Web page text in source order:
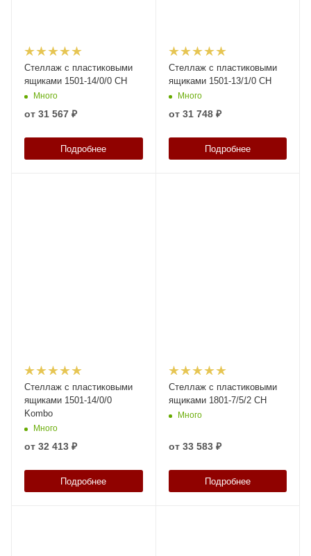
Стеллаж с пластиковыми
ящиками 1501-14/0/0 CH
Много
от 31 567 ₽
Подробнее
Стеллаж с пластиковыми
ящиками 1501-13/1/0 CH
Много
от 31 748 ₽
Подробнее
Стеллаж с пластиковыми
ящиками 1501-14/0/0
Kombo
Много
от 32 413 ₽
Подробнее
Стеллаж с пластиковыми
ящиками 1801-7/5/2 CH
Много
от 33 583 ₽
Подробнее